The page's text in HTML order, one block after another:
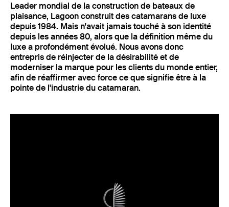
Leader mondial de la construction de bateaux de
plaisance, Lagoon construit des catamarans de luxe
depuis 1984. Mais n'avait jamais touché à son identité
depuis les années 80, alors que la définition même du
luxe a profondément évolué. Nous avons donc
entrepris de réinjecter de la désirabilité et de
moderniser la marque pour les clients du monde entier,
afin de réaffirmer avec force ce que signifie être à la
pointe de l'industrie du catamaran.